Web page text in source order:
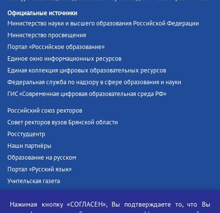
Официальные источники
Министерство науки и высшего образования Российской Федерации
Министерство просвещения
Портал «Российское образование»
Единое окно информационных ресурсов
Единая коллекция цифровых образовательных ресурсов
Федеральная служба по надзору в сфере образования и науки
ГИС «Современная цифровая образовательная среда РФ»
Российский союз ректоров
Совет ректоров вузов Брянской области
Росстудцентр
Наши партнёры
Образование на русском
Портал «Русский язык»
Учительская газета
Единый портал государственных услуг
Нажимая кнопку «СОГЛАСЕН», Вы подтверждаете то, что Вы